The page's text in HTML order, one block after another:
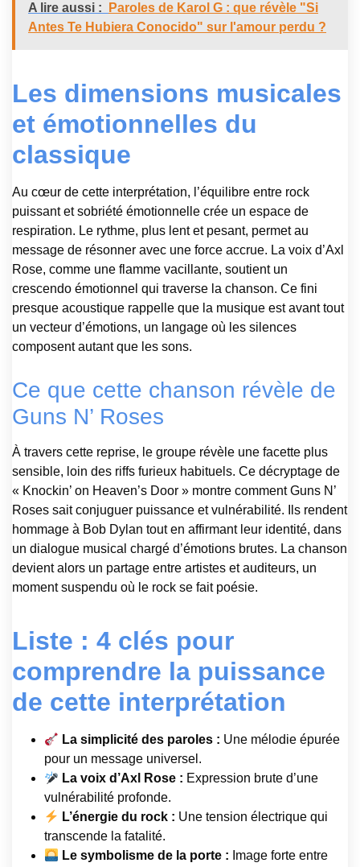
A lire aussi :
Paroles de Karol G : que révèle "Si
Antes Te Hubiera Conocido" sur l'amour perdu ?
Les dimensions musicales
et émotionnelles du
classique
Au cœur de cette interprétation, l’équilibre entre rock
puissant et sobriété émotionnelle crée un espace de
respiration. Le rythme, plus lent et pesant, permet au
message de résonner avec une force accrue. La voix d’Axl
Rose, comme une flamme vacillante, soutient un
crescendo émotionnel qui traverse la chanson. Ce fini
presque acoustique rappelle que la musique est avant tout
un vecteur d’émotions, un langage où les silences
composent autant que les sons.
Ce que cette chanson révèle de
Guns N’ Roses
À travers cette reprise, le groupe révèle une facette plus
sensible, loin des riffs furieux habituels. Ce décryptage de
« Knockin’ on Heaven’s Door » montre comment Guns N’
Roses sait conjuguer puissance et vulnérabilité. Ils rendent
hommage à Bob Dylan tout en affirmant leur identité, dans
un dialogue musical chargé d’émotions brutes. La chanson
devient alors un partage entre artistes et auditeurs, un
moment suspendu où le rock se fait poésie.
Liste : 4 clés pour
comprendre la puissance
de cette interprétation
La simplicité des paroles : Une mélodie épurée
pour un message universel.
La voix d’Axl Rose : Expression brute d’une
vulnérabilité profonde.
L’énergie du rock : Une tension électrique qui
transcende la fatalité.
Le symbolisme de la porte : Image forte entre